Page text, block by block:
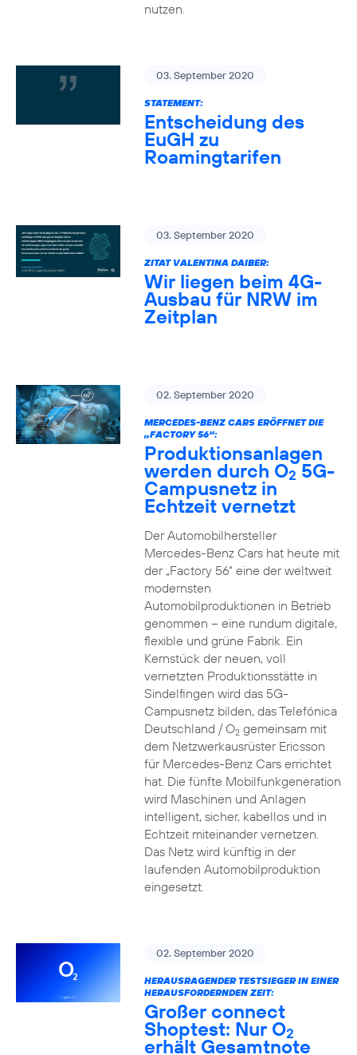
nutzen.
03. September 2020
STATEMENT:
Entscheidung des
EuGH zu
Roamingtarifen
03. September 2020
ZITAT VALENTINA DAIBER:
Wir liegen beim 4G-
Ausbau für NRW im
Zeitplan
02. September 2020
MERCEDES-BENZ CARS ERÖFFNET DIE
„FACTORY 56“:
Produktionsanlagen
werden durch O25G-
Campusnetz in
Echtzeit vernetzt
Der Automobilhersteller
Mercedes-Benz Cars hat heute mit
der „Factory 56“ eine der weltweit
modernsten
Automobilproduktionen in Betrieb
genommen – eine rundum digitale,
flexible und grüne Fabrik. Ein
Kernstück der neuen, voll
vernetzten Produktionsstätte in
Sindelfingen wird das 5G-
Campusnetz bilden, das Telefónica
Deutschland / O2gemeinsam mit
dem Netzwerkausrüster Ericsson
für Mercedes-Benz Cars errichtet
hat. Die fünfte Mobilfunkgeneration
wird Maschinen und Anlagen
intelligent, sicher, kabellos und in
Echtzeit miteinander vernetzen.
Das Netz wird künftig in der
laufenden Automobilproduktion
eingesetzt.
02. September 2020
HERAUSRAGENDER TESTSIEGER IN EINER
HERAUSFORDERNDEN ZEIT:
Großer connect
Shoptest: Nur O2
erhält Gesamtnote